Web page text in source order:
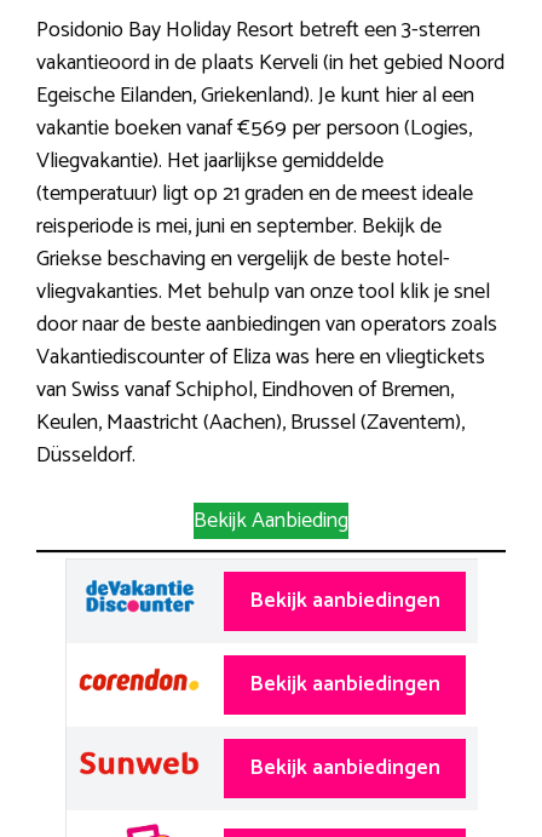
Posidonio Bay Holiday Resort betreft een 3-sterren
vakantieoord in de plaats Kerveli (in het gebied Noord
Egeische Eilanden, Griekenland). Je kunt hier al een
vakantie boeken vanaf €569 per persoon (Logies,
Vliegvakantie). Het jaarlijkse gemiddelde
(temperatuur) ligt op 21 graden en de meest ideale
reisperiode is mei, juni en september. Bekijk de
Griekse beschaving en vergelijk de beste hotel-
vliegvakanties. Met behulp van onze tool klik je snel
door naar de beste aanbiedingen van operators zoals
Vakantiediscounter of Eliza was here en vliegtickets
van Swiss vanaf Schiphol, Eindhoven of Bremen,
Keulen, Maastricht (Aachen), Brussel (Zaventem),
Düsseldorf.
Bekijk Aanbieding
Bekijk aanbiedingen
Bekijk aanbiedingen
Bekijk aanbiedingen